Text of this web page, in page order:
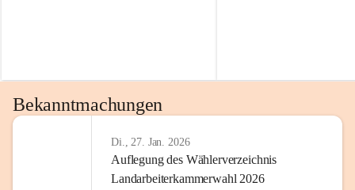
Bekanntmachungen
Di., 27. Jan. 2026
Auflegung des Wählerverzeichnis
Landarbeiterkammerwahl 2026